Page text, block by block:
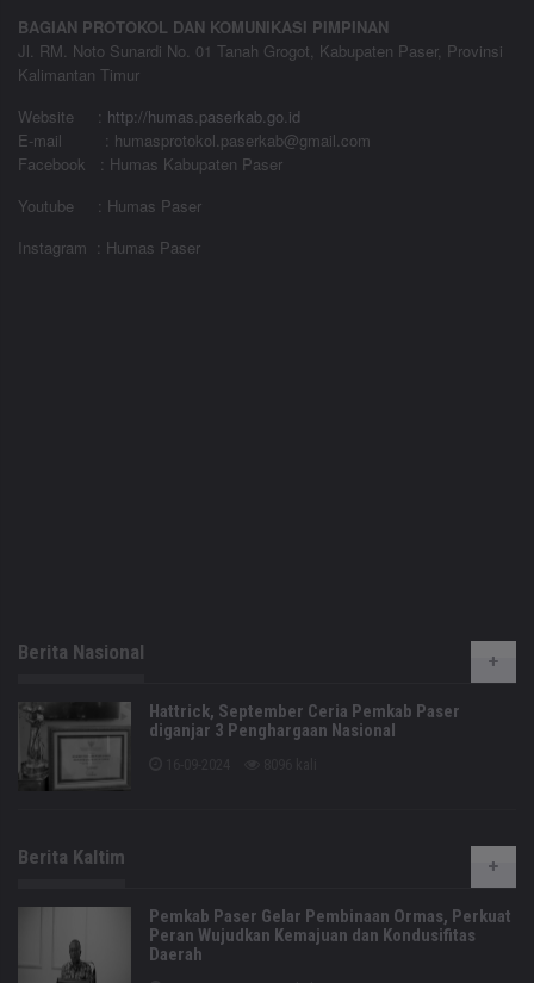
BAGIAN PROTOKOL DAN KOMUNIKASI PIMPINAN
Jl. RM. Noto Sunardi No. 01 Tanah Grogot, Kabupaten Paser, Provinsi
Kalimantan Timur
Website
: http://humas.paserkab.go.id
E-mail : humasprotokol.paserkab@gmail.com
Facebook : Humas Kabupaten Paser
Youtube : Humas Paser
Instagram : Humas Paser
Berita Nasional
Hattrick, September Ceria Pemkab Paser
diganjar 3 Penghargaan Nasional
Berita Kaltim
Pemkab Paser Gelar Pembinaan Ormas, Perkuat
Peran Wujudkan Kemajuan dan Kondusifitas
Daerah